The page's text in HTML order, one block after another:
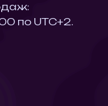
по UTC+2.